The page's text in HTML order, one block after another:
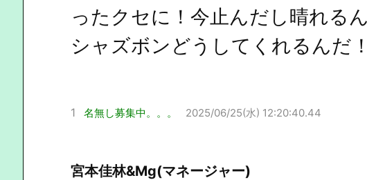
ったクセに！今止んだし晴れる
シャズボンどうしてくれるんだ！
1 名無し募集中。。。 2025/06/25(水) 12:20:40.44
宮本佳林&Mg(マネージャー)